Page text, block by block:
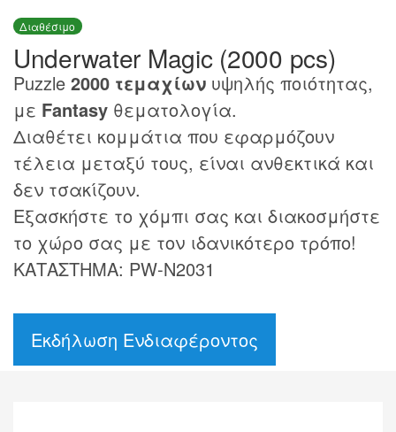
Διαθέσιμο
Underwater Magic (2000 pcs)
Puzzle 2000 τεμαχίων υψηλής ποιότητας,
με Fantasy θεματολογία.
Διαθέτει κομμάτια που εφαρμόζουν
τέλεια μεταξύ τους, είναι ανθεκτικά και
δεν τσακίζουν.
Εξασκήστε το χόμπι σας και διακοσμήστε
το χώρο σας με τον ιδανικότερο τρόπο!
ΚΑΤΑΣΤΗΜΑ: PW-N2031
Εκδήλωση Ενδιαφέροντος